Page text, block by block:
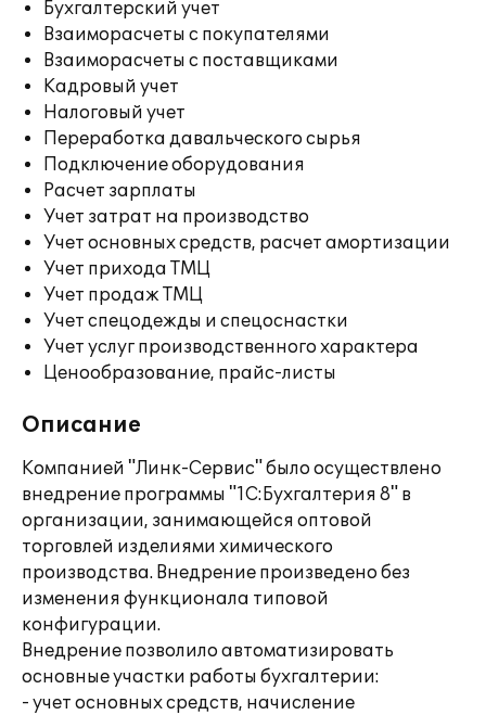
Бухгалтерский учет
Взаиморасчеты с покупателями
Взаиморасчеты с поставщиками
Кадровый учет
Налоговый учет
Переработка давальческого сырья
Подключение оборудования
Расчет зарплаты
Учет затрат на производство
Учет основных средств, расчет амортизации
Учет прихода ТМЦ
Учет продаж ТМЦ
Учет спецодежды и спецоснастки
Учет услуг производственного характера
Ценообразование, прайс-листы
Описание
Компанией "Линк-Сервис" было осуществлено
внедрение программы "1С:Бухгалтерия 8" в
организации, занимающейся оптовой
торговлей изделиями химического
производства. Внедрение произведено без
изменения функционала типовой
конфигурации.
Внедрение позволило автоматизировать
основные участки работы бухгалтерии:
- учет основных средств, начисление